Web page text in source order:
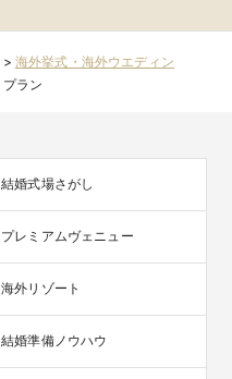
> 海外挙式・海外ウエディン
プラン
結婚式場さがし
プレミアムヴェニュー
海外リゾート
結婚準備ノウハウ